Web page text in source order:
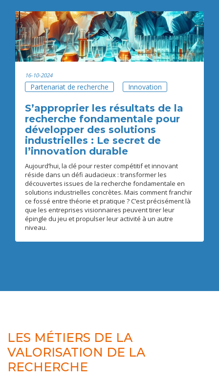
16-10-2024
Partenariat de recherche Innovation
S’approprier les résultats de la
recherche fondamentale pour
développer des solutions
industrielles : Le secret de
l’innovation durable
Aujourd’hui, la clé pour rester compétitif et innovant
réside dans un défi audacieux : transformer les
découvertes issues de la recherche fondamentale en
solutions industrielles concrètes. Mais comment franchir
ce fossé entre théorie et pratique ? C’est précisément là
que les entreprises visionnaires peuvent tirer leur
épingle du jeu et propulser leur activité à un autre
niveau.
LES MÉTIERS DE LA
VALORISATION DE LA
RECHERCHE